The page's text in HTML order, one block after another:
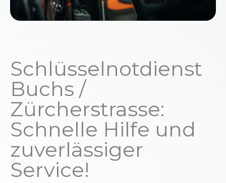
Schlüsselnotdienst
Buchs /
Zürcherstrasse:
Schnelle Hilfe und
zuverlässiger
Service!